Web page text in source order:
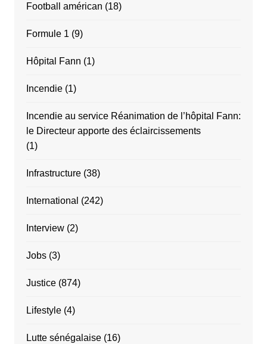
Football américan (18)
Formule 1 (9)
Hôpital Fann (1)
Incendie(1)
Incendie au service Réanimation de l’hôpital Fann:
le Directeur apporte des éclaircissements
(1)
Infrastructure(38)
International (242)
Interview(2)
Jobs(3)
Justice(874)
Lifestyle(4)
Lutte sénégalaise(16)